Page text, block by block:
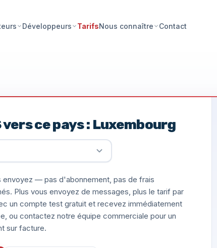
Développeurs TarifsNous connaître Contact
vers ce pays : Luxembourg
envoyez — pas d'abonnement, pas de frais
Plus vous envoyez de messages, plus le tarif par
un compte test gratuit et recevez immédiatement
ou contactez notre équipe commerciale pour un
sur facture.